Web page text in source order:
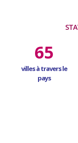
65
villes à travers le
pays